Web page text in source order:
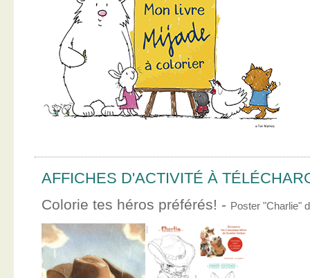
AFFICHES D'ACTIVITÉ À
Colorie tes héros préférés! - Poster "Charlie"